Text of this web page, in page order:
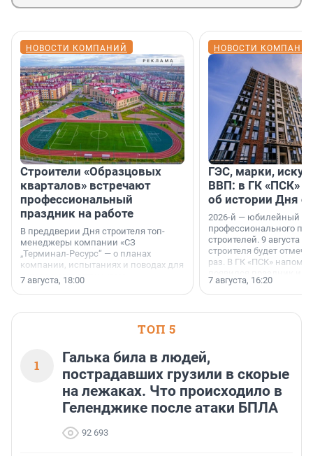
НОВОСТИ КОМПАНИЙ
Строители «Образцовых
кварталов» встречают
профессиональный
праздник на работе
В преддверии Дня строителя топ-
менеджеры компании «СЗ
„Терминал-Ресурс“ — о планах
компании, испытаниях и поводах для
осторожного оптимизма.
7 августа, 18:00
НОВОСТИ
ГЭС, марки,
ВВП: в ГК «ПСК»
об истории Дня
2026-й — юбилейный
профессионального
строителей. 9 августа
строителя будет
раз. В ГК «ПСК»
поменялась роль
7 августа, 16:20
ТОП 5
1
Галька била в людей,
пострадавших грузили в скорые
на лежаках. Что происходило в
Геленджике после атаки БПЛА
92 693